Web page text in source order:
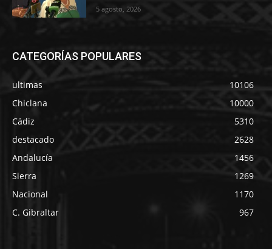
5 agosto, 2026
CATEGORÍAS POPULARES
ultimas
10106
Chiclana
10000
Cádiz
5310
destacado
2628
Andalucía
1456
Sierra
1269
Nacional
1170
C. Gibraltar
967